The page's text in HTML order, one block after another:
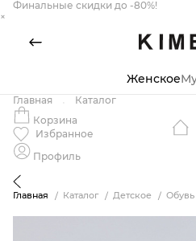
Финальные скидки до -80%!
×
Женское
Главная
Каталог
Корзина
Избранное
Профиль
Главная Каталог Детское Обувь